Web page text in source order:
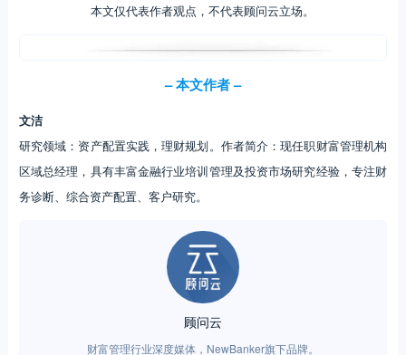
本文仅代表作者观点，不代表顾问云立场。
– 本文作者 –
文洁
研究领域：资产配置实践，理财规划。作者简介：现任职财富管理机构
区域总经理，具有丰富金融行业培训管理及投资市场研究经验，专注财
务诊断、综合资产配置、客户研究。
顾问云
财富管理行业深度媒体，NewBanker旗下品牌。